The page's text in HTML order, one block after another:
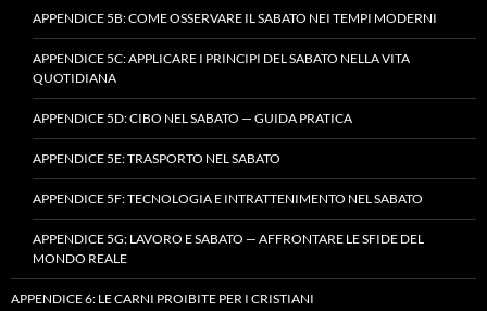
APPENDICE 5B: COME OSSERVARE IL SABATO NEI TEMPI MODERNI
APPENDICE 5C: APPLICARE I PRINCIPI DEL SABATO NELLA VITA
QUOTIDIANA
APPENDICE 5D: CIBO NEL SABATO — GUIDA PRATICA
APPENDICE 5E: TRASPORTO NEL SABATO
APPENDICE 5F: TECNOLOGIA E INTRATTENIMENTO NEL SABATO
APPENDICE 5G: LAVORO E SABATO — AFFRONTARE LE SFIDE DEL
MONDO REALE
APPENDICE 6: LE CARNI PROIBITE PER I CRISTIANI